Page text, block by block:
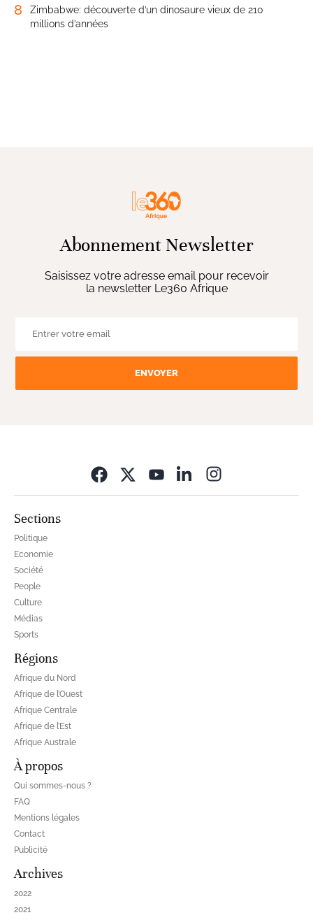
8
Zimbabwe: découverte d’un dinosaure vieux de 210
millions d’années
Abonnement Newsletter
Saisissez votre adresse email pour recevoir
la newsletter Le360 Afrique
ENVOYER
Sections
Politique
Economie
Société
People
Culture
Médias
Sports
Régions
Afrique du Nord
Afrique de l’Ouest
Afrique Centrale
Afrique de l’Est
Afrique Australe
À propos
Qui sommes-nous ?
FAQ
Mentions légales
Contact
Publicité
Archives
2022
2021